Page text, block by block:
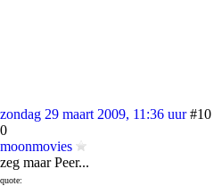
zondag 29 maart 2009, 11:36 uur #10
0
moonmovies
zeg maar Peer...
quote: